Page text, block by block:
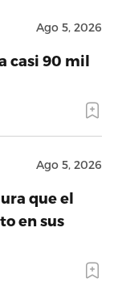
Ago 5, 2026
casi 90 mil
Ago 5, 2026
que el
en sus